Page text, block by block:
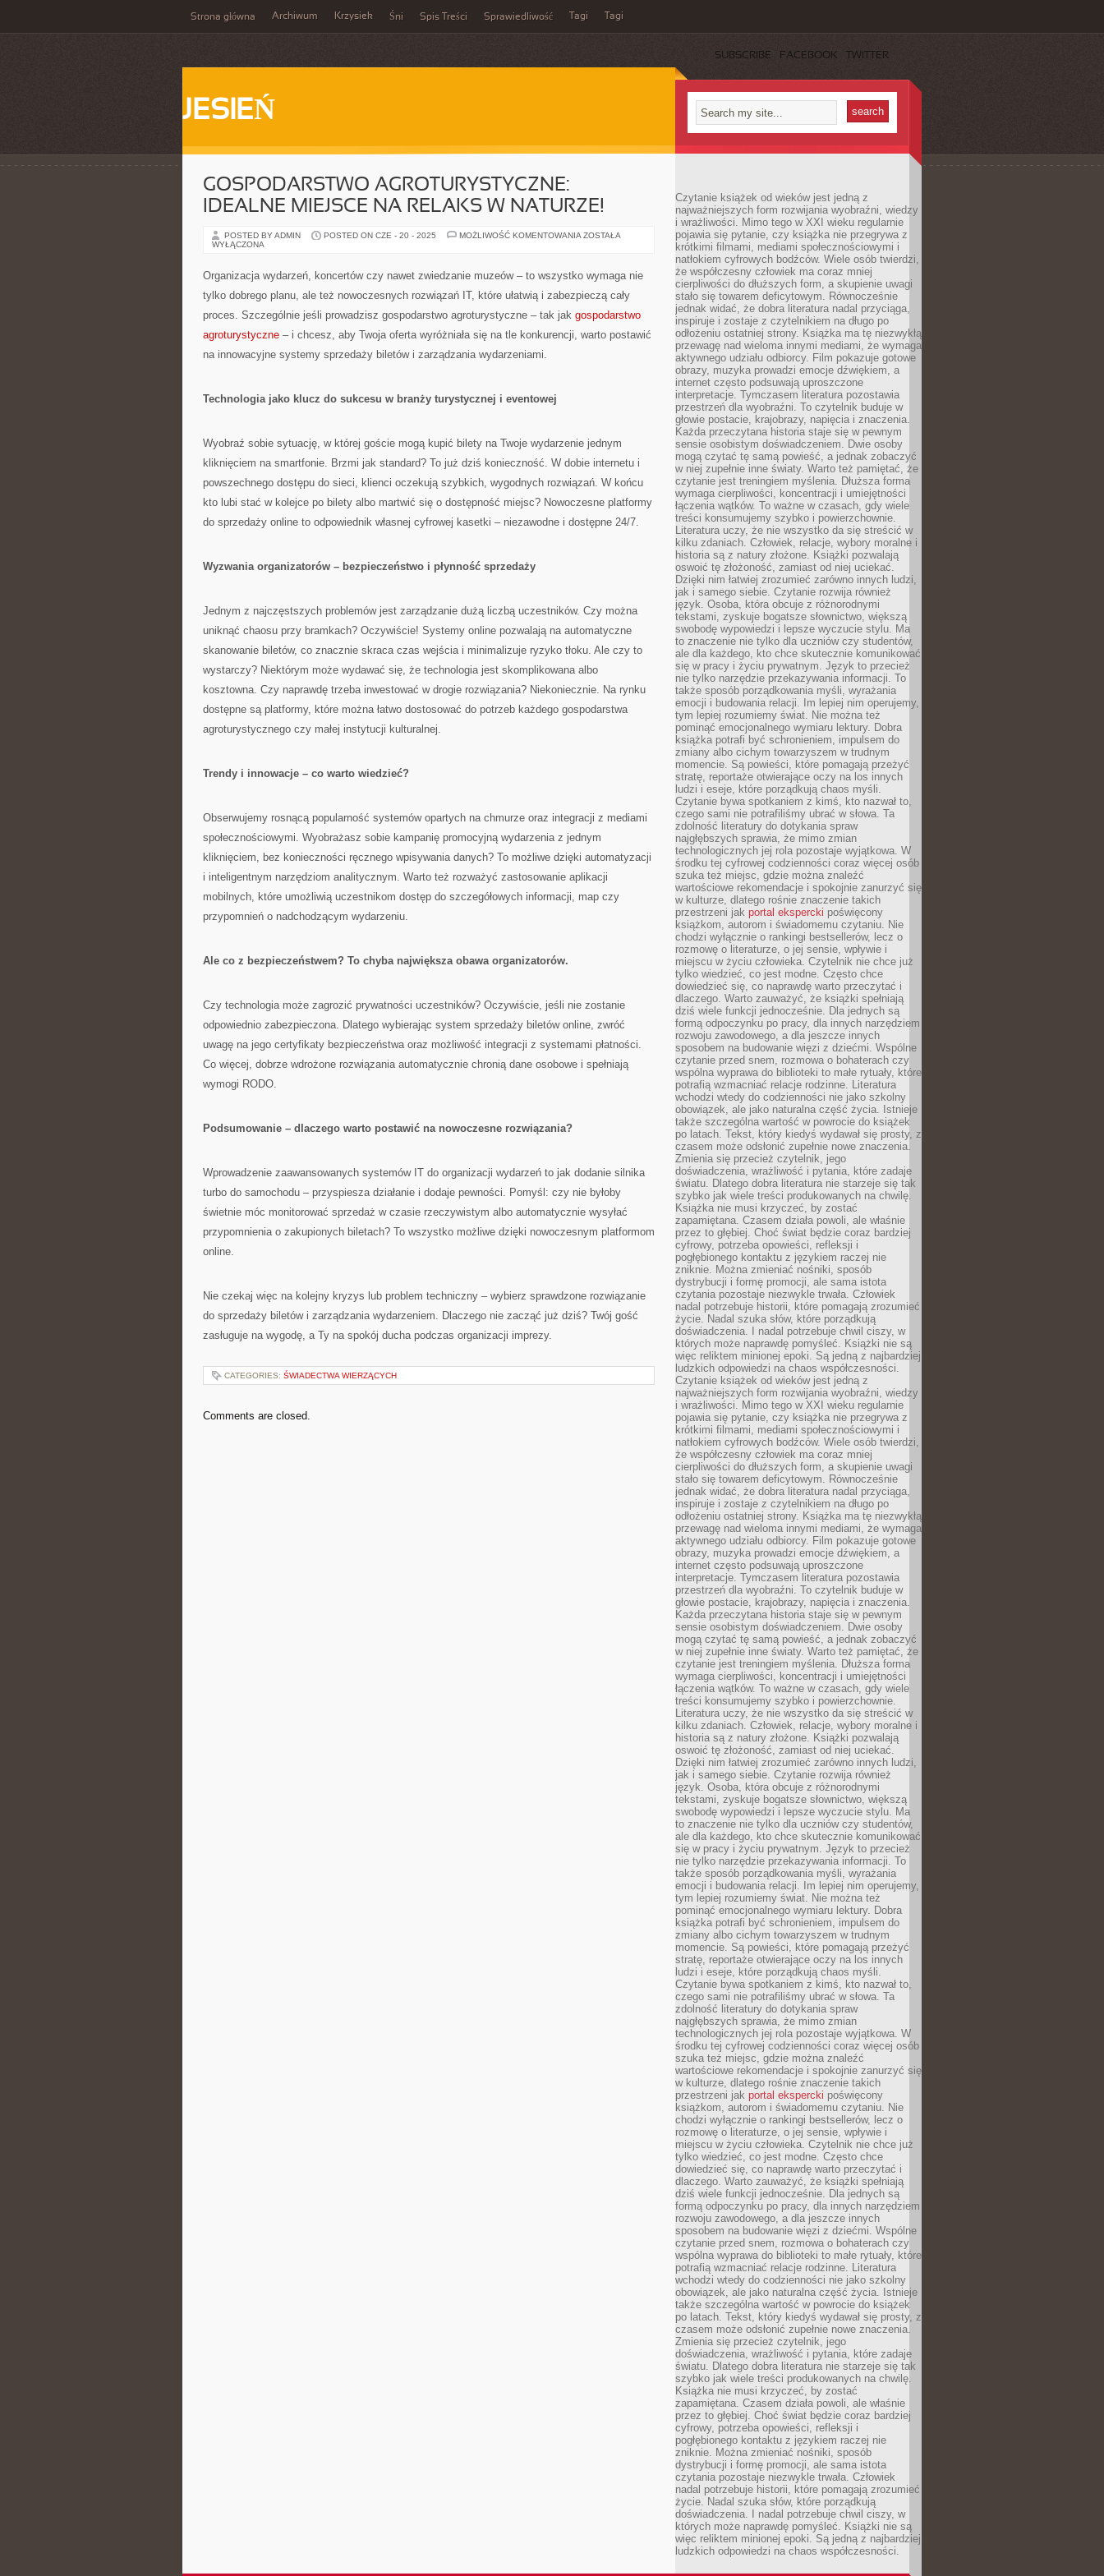
Strona główna Archiwum Krzysiek Śni Spis Treści Sprawiedliwość Tagi Tagi
SUBSCRIBE FACEBOOK TWITTER
JESIEŃ
GOSPODARSTWO AGROTURYSTYCZNE:
IDEALNE MIEJSCE NA RELAKS W NATURZE!
POSTED BY ADMIN POSTED ON CZE - 20 - 2025 MOŻLIWOŚĆ KOMENTOWANIA GOSPODARSTWO
RELAKS
NATURZE!
ZOSTAŁA
WYŁĄCZONA
Organizacja wydarzeń, koncertów czy nawet zwiedzanie muzeów – to wszystko wymaga nie
tylko dobrego planu, ale też nowoczesnych rozwiązań IT, które ułatwią i zabezpieczą cały
proces. Szczególnie jeśli prowadzisz gospodarstwo agroturystyczne – tak jak gospodarstwo
agroturystyczne – i chcesz, aby Twoja oferta wyróżniała się na tle konkurencji, warto postawić
na innowacyjne systemy sprzedaży biletów i zarządzania wydarzeniami.
Technologia jako klucz do sukcesu w branży turystycznej i eventowej
Wyobraź sobie sytuację, w której goście mogą kupić bilety na Twoje wydarzenie jednym
kliknięciem na smartfonie. Brzmi jak standard? To już dziś konieczność. W dobie internetu i
powszechnego dostępu do sieci, klienci oczekują szybkich, wygodnych rozwiązań. W końcu
kto lubi stać w kolejce po bilety albo martwić się o dostępność miejsc? Nowoczesne platformy
do sprzedaży online to odpowiednik własnej cyfrowej kasetki – niezawodne i dostępne 24/7.
Wyzwania organizatorów – bezpieczeństwo i płynność sprzedaży
Jednym z najczęstszych problemów jest zarządzanie dużą liczbą uczestników. Czy można
uniknąć chaosu przy bramkach? Oczywiście! Systemy online pozwalają na automatyczne
skanowanie biletów, co znacznie skraca czas wejścia i minimalizuje ryzyko tłoku. Ale czy to
wystarczy? Niektórym może wydawać się, że technologia jest skomplikowana albo
kosztowna. Czy naprawdę trzeba inwestować w drogie rozwiązania? Niekoniecznie. Na rynku
dostępne są platformy, które można łatwo dostosować do potrzeb każdego gospodarstwa
agroturystycznego czy małej instytucji kulturalnej.
Trendy i innowacje – co warto wiedzieć?
Obserwujemy rosnącą popularność systemów opartych na chmurze oraz integracji z mediami
społecznościowymi. Wyobrażasz sobie kampanię promocyjną wydarzenia z jednym
kliknięciem, bez konieczności ręcznego wpisywania danych? To możliwe dzięki automatyzacji
i inteligentnym narzędziom analitycznym. Warto też rozważyć zastosowanie aplikacji
mobilnych, które umożliwią uczestnikom dostęp do szczegółowych informacji, map czy
przypomnień o nadchodzącym wydarzeniu.
Ale co z bezpieczeństwem? To chyba największa obawa organizatorów.
Czy technologia może zagrozić prywatności uczestników? Oczywiście, jeśli nie zostanie
odpowiednio zabezpieczona. Dlatego wybierając system sprzedaży biletów online, zwróć
uwagę na jego certyfikaty bezpieczeństwa oraz możliwość integracji z systemami płatności.
Co więcej, dobrze wdrożone rozwiązania automatycznie chronią dane osobowe i spełniają
wymogi RODO.
Podsumowanie – dlaczego warto postawić na nowoczesne rozwiązania?
Wprowadzenie zaawansowanych systemów IT do organizacji wydarzeń to jak dodanie silnika
turbo do samochodu – przyspiesza działanie i dodaje pewności. Pomyśl: czy nie byłoby
świetnie móc monitorować sprzedaż w czasie rzeczywistym albo automatycznie wysyłać
przypomnienia o zakupionych biletach? To wszystko możliwe dzięki nowoczesnym platformom
online.
Nie czekaj więc na kolejny kryzys lub problem techniczny – wybierz sprawdzone rozwiązanie
do sprzedaży biletów i zarządzania wydarzeniem. Dlaczego nie zacząć już dziś? Twój gość
zasługuje na wygodę, a Ty na spokój ducha podczas organizacji imprezy.
CATEGORIES: ŚWIADECTWA WIERZĄCYCH
Comments are closed.
Czytanie książek od wieków jest jedną z
najważniejszych form rozwijania wyobraźni, wiedzy
i wrażliwości. Mimo tego w XXI wieku regularnie
pojawia się pytanie, czy książka nie przegrywa z
krótkimi filmami, mediami społecznościowymi i
natłokiem cyfrowych bodźców. Wiele osób twierdzi,
że współczesny człowiek ma coraz mniej
cierpliwości do dłuższych form, a skupienie uwagi
stało się towarem deficytowym. Równocześnie
jednak widać, że dobra literatura nadal przyciąga,
inspiruje i zostaje z czytelnikiem na długo po
odłożeniu ostatniej strony. Książka ma tę niezwykłą
przewagę nad wieloma innymi mediami, że wymaga
aktywnego udziału odbiorcy. Film pokazuje gotowe
obrazy, muzyka prowadzi emocje dźwiękiem, a
internet często podsuwają uproszczone
interpretacje. Tymczasem literatura pozostawia
przestrzeń dla wyobraźni. To czytelnik buduje w
głowie postacie, krajobrazy, napięcia i znaczenia.
Każda przeczytana historia staje się w pewnym
sensie osobistym doświadczeniem. Dwie osoby
mogą czytać tę samą powieść, a jednak zobaczyć
w niej zupełnie inne światy. Warto też pamiętać, że
czytanie jest treningiem myślenia. Dłuższa forma
wymaga cierpliwości, koncentracji i umiejętności
łączenia wątków. To ważne w czasach, gdy wiele
treści konsumujemy szybko i powierzchownie.
Literatura uczy, że nie wszystko da się streścić w
kilku zdaniach. Człowiek, relacje, wybory moralne i
historia są z natury złożone. Książki pozwalają
oswoić tę złożoność, zamiast od niej uciekać.
Dzięki nim łatwiej zrozumieć zarówno innych ludzi,
jak i samego siebie. Czytanie rozwija również
język. Osoba, która obcuje z różnorodnymi
tekstami, zyskuje bogatsze słownictwo, większą
swobodę wypowiedzi i lepsze wyczucie stylu. Ma
to znaczenie nie tylko dla uczniów czy studentów,
ale dla każdego, kto chce skutecznie komunikować
się w pracy i życiu prywatnym. Język to przecież
nie tylko narzędzie przekazywania informacji. To
także sposób porządkowania myśli, wyrażania
emocji i budowania relacji. Im lepiej nim operujemy,
tym lepiej rozumiemy świat. Nie można też
pominąć emocjonalnego wymiaru lektury. Dobra
książka potrafi być schronieniem, impulsem do
zmiany albo cichym towarzyszem w trudnym
momencie. Są powieści, które pomagają przeżyć
stratę, reportaże otwierające oczy na los innych
ludzi i eseje, które porządkują chaos myśli.
Czytanie bywa spotkaniem z kimś, kto nazwał to,
czego sami nie potrafiliśmy ubrać w słowa. Ta
zdolność literatury do dotykania spraw
najgłębszych sprawia, że mimo zmian
technologicznych jej rola pozostaje wyjątkowa. W
środku tej cyfrowej codzienności coraz więcej osób
szuka też miejsc, gdzie można znaleźć
wartościowe rekomendacje i spokojnie zanurzyć się
w kulturze, dlatego rośnie znaczenie takich
przestrzeni jak portal ekspercki poświęcony
książkom, autorom i świadomemu czytaniu. Nie
chodzi wyłącznie o rankingi bestsellerów, lecz o
rozmowę o literaturze, o jej sensie, wpływie i
miejscu w życiu człowieka. Czytelnik nie chce już
tylko wiedzieć, co jest modne. Często chce
dowiedzieć się, co naprawdę warto przeczytać i
dlaczego. Warto zauważyć, że książki spełniają
dziś wiele funkcji jednocześnie. Dla jednych są
formą odpoczynku po pracy, dla innych narzędziem
rozwoju zawodowego, a dla jeszcze innych
sposobem na budowanie więzi z dziećmi. Wspólne
czytanie przed snem, rozmowa o bohaterach czy
wspólna wyprawa do biblioteki to małe rytuały, które
potrafią wzmacniać relacje rodzinne. Literatura
wchodzi wtedy do codzienności nie jako szkolny
obowiązek, ale jako naturalna część życia. Istnieje
także szczególna wartość w powrocie do książek
po latach. Tekst, który kiedyś wydawał się prosty, z
czasem może odsłonić zupełnie nowe znaczenia.
Zmienia się przecież czytelnik, jego
doświadczenia, wrażliwość i pytania, które zadaje
światu. Dlatego dobra literatura nie starzeje się tak
szybko jak wiele treści produkowanych na chwilę.
Książka nie musi krzyczeć, by zostać
zapamiętana. Czasem działa powoli, ale właśnie
przez to głębiej. Choć świat będzie coraz bardziej
cyfrowy, potrzeba opowieści, refleksji i
pogłębionego kontaktu z językiem raczej nie
zniknie. Można zmieniać nośniki, sposób
dystrybucji i formę promocji, ale sama istota
czytania pozostaje niezwykle trwała. Człowiek
nadal potrzebuje historii, które pomagają zrozumieć
życie. Nadal szuka słów, które porządkują
doświadczenia. I nadal potrzebuje chwil ciszy, w
których może naprawdę pomyśleć. Książki nie są
więc reliktem minionej epoki. Są jedną z najbardziej
ludzkich odpowiedzi na chaos współczesności.
Czytanie książek od wieków jest jedną z
najważniejszych form rozwijania wyobraźni, wiedzy
i wrażliwości. Mimo tego w XXI wieku regularnie
pojawia się pytanie, czy książka nie przegrywa z
krótkimi filmami, mediami społecznościowymi i
natłokiem cyfrowych bodźców. Wiele osób twierdzi,
że współczesny człowiek ma coraz mniej
cierpliwości do dłuższych form, a skupienie uwagi
stało się towarem deficytowym. Równocześnie
jednak widać, że dobra literatura nadal przyciąga,
inspiruje i zostaje z czytelnikiem na długo po
odłożeniu ostatniej strony. Książka ma tę niezwykłą
przewagę nad wieloma innymi mediami, że wymaga
aktywnego udziału odbiorcy. Film pokazuje gotowe
obrazy, muzyka prowadzi emocje dźwiękiem, a
internet często podsuwają uproszczone
interpretacje. Tymczasem literatura pozostawia
przestrzeń dla wyobraźni. To czytelnik buduje w
głowie postacie, krajobrazy, napięcia i znaczenia.
Każda przeczytana historia staje się w pewnym
sensie osobistym doświadczeniem. Dwie osoby
mogą czytać tę samą powieść, a jednak zobaczyć
w niej zupełnie inne światy. Warto też pamiętać, że
czytanie jest treningiem myślenia. Dłuższa forma
wymaga cierpliwości, koncentracji i umiejętności
łączenia wątków. To ważne w czasach, gdy wiele
treści konsumujemy szybko i powierzchownie.
Literatura uczy, że nie wszystko da się streścić w
kilku zdaniach. Człowiek, relacje, wybory moralne i
historia są z natury złożone. Książki pozwalają
oswoić tę złożoność, zamiast od niej uciekać.
Dzięki nim łatwiej zrozumieć zarówno innych ludzi,
jak i samego siebie. Czytanie rozwija również
język. Osoba, która obcuje z różnorodnymi
tekstami, zyskuje bogatsze słownictwo, większą
swobodę wypowiedzi i lepsze wyczucie stylu. Ma
to znaczenie nie tylko dla uczniów czy studentów,
ale dla każdego, kto chce skutecznie komunikować
się w pracy i życiu prywatnym. Język to przecież
nie tylko narzędzie przekazywania informacji. To
także sposób porządkowania myśli, wyrażania
emocji i budowania relacji. Im lepiej nim operujemy,
tym lepiej rozumiemy świat. Nie można też
pominąć emocjonalnego wymiaru lektury. Dobra
książka potrafi być schronieniem, impulsem do
zmiany albo cichym towarzyszem w trudnym
momencie. Są powieści, które pomagają przeżyć
stratę, reportaże otwierające oczy na los innych
ludzi i eseje, które porządkują chaos myśli.
Czytanie bywa spotkaniem z kimś, kto nazwał to,
czego sami nie potrafiliśmy ubrać w słowa. Ta
zdolność literatury do dotykania spraw
najgłębszych sprawia, że mimo zmian
technologicznych jej rola pozostaje wyjątkowa. W
środku tej cyfrowej codzienności coraz więcej osób
szuka też miejsc, gdzie można znaleźć
wartościowe rekomendacje i spokojnie zanurzyć się
w kulturze, dlatego rośnie znaczenie takich
przestrzeni jak portal ekspercki poświęcony
książkom, autorom i świadomemu czytaniu. Nie
chodzi wyłącznie o rankingi bestsellerów, lecz o
rozmowę o literaturze, o jej sensie, wpływie i
miejscu w życiu człowieka. Czytelnik nie chce już
tylko wiedzieć, co jest modne. Często chce
dowiedzieć się, co naprawdę warto przeczytać i
dlaczego. Warto zauważyć, że książki spełniają
dziś wiele funkcji jednocześnie. Dla jednych są
formą odpoczynku po pracy, dla innych narzędziem
rozwoju zawodowego, a dla jeszcze innych
sposobem na budowanie więzi z dziećmi. Wspólne
czytanie przed snem, rozmowa o bohaterach czy
wspólna wyprawa do biblioteki to małe rytuały, które
potrafią wzmacniać relacje rodzinne. Literatura
wchodzi wtedy do codzienności nie jako szkolny
obowiązek, ale jako naturalna część życia. Istnieje
także szczególna wartość w powrocie do książek
po latach. Tekst, który kiedyś wydawał się prosty, z
czasem może odsłonić zupełnie nowe znaczenia.
Zmienia się przecież czytelnik, jego
doświadczenia, wrażliwość i pytania, które zadaje
światu. Dlatego dobra literatura nie starzeje się tak
szybko jak wiele treści produkowanych na chwilę.
Książka nie musi krzyczeć, by zostać
zapamiętana. Czasem działa powoli, ale właśnie
przez to głębiej. Choć świat będzie coraz bardziej
cyfrowy, potrzeba opowieści, refleksji i
pogłębionego kontaktu z językiem raczej nie
zniknie. Można zmieniać nośniki, sposób
dystrybucji i formę promocji, ale sama istota
czytania pozostaje niezwykle trwała. Człowiek
nadal potrzebuje historii, które pomagają zrozumieć
życie. Nadal szuka słów, które porządkują
doświadczenia. I nadal potrzebuje chwil ciszy, w
których może naprawdę pomyśleć. Książki nie są
więc reliktem minionej epoki. Są jedną z najbardziej
ludzkich odpowiedzi na chaos współczesności.